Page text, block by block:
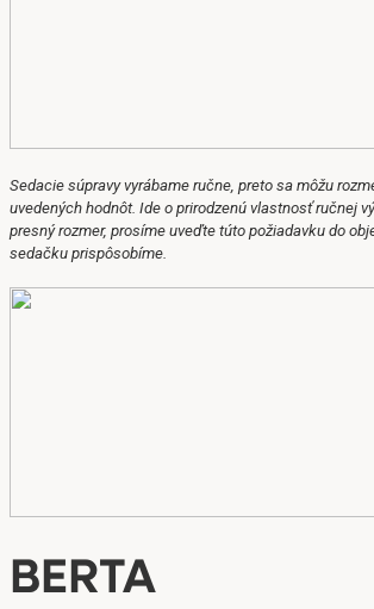
Sedacie súpravy vyrábame ručne, preto sa môžu
uvedených hodnôt. Ide o prirodzenú vlastnosť ručnej
presný rozmer, prosíme uveďte túto požiadavku do
sedačku prispôsobíme.
BERTA